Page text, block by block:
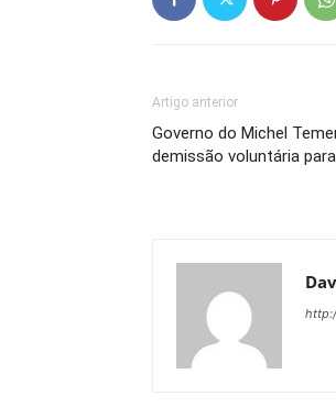
Artigo anterior
Governo do Michel
demissão voluntária